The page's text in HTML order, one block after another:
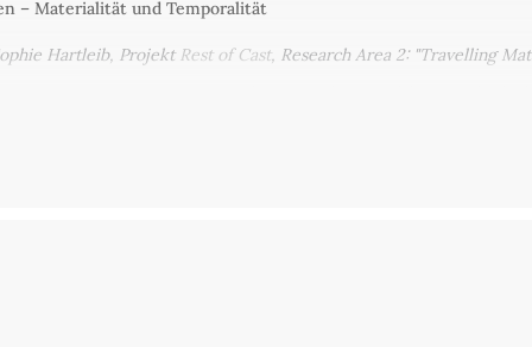
– Materialität und Temporalität
Hartleib, ProjektRest of Cast, Research Area 2: "Travelling
entziehen. Sie ordnen diese numerischen Daten in
bilden, die etwa die molekulare Dynamik innerhalb lebender
Bildästhetiken und Medientechniken soll diskutiert
Formate übersetzen, die Bezugnahme auf die erforschten